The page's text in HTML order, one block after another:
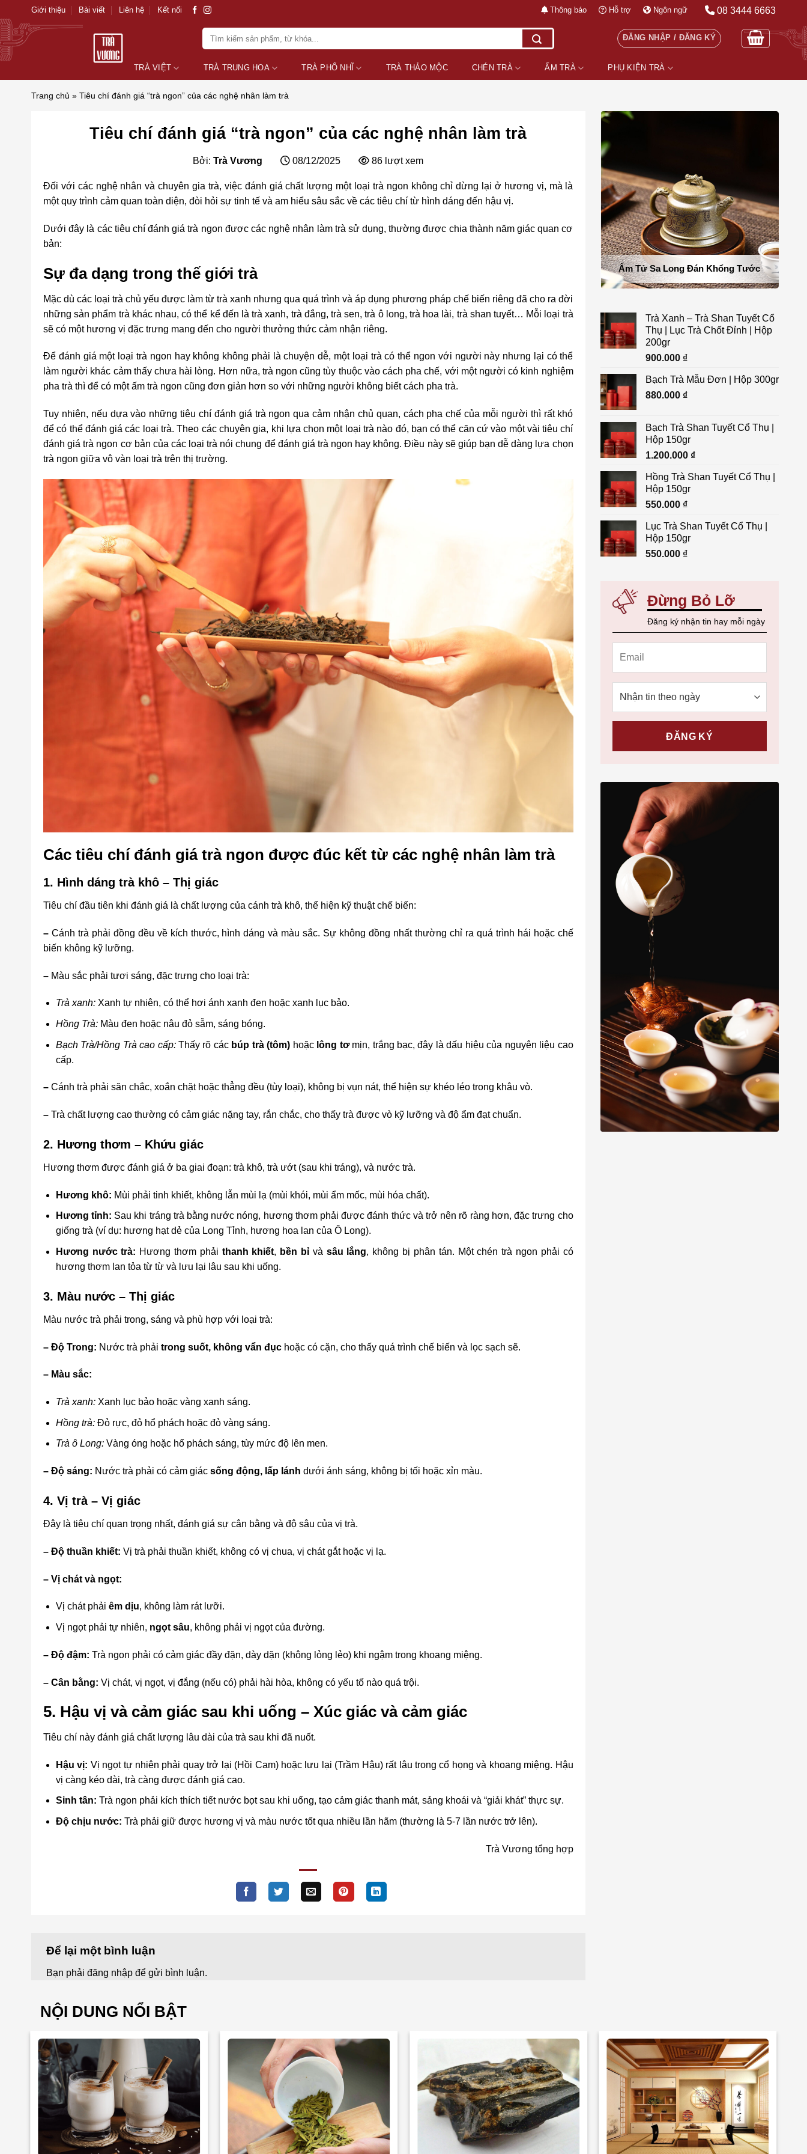
to
content
Giới thiệu Bài viết Liên hệ Kết nối Thông báo Hỗ trợ Ngôn ngữ 08 3444 6663
Tìm
ĐĂNG NHẬP / ĐĂNG KÝ
TRÀ VIỆT TRÀ TRUNG HOA TRÀ PHỔ NHĨ TRÀ THẢO MỘC CHÉN TRÀ ẤM TRÀ PHỤ KIỆN TRÀ
Trang chủ » Tiêu chí đánh giá “trà ngon” của các nghệ nhân làm trà
Tiêu chí đánh giá “trà ngon” của các nghệ nhân làm trà
Bởi:Trà Vương 08/12/2025 86 lượt xem
Đối với các nghệ nhân và chuyên gia trà, việc đánh giá chất lượng một loại trà ngon không chỉ dừng lại ở hương vị, mà là
một quy trình cảm quan toàn diện, đòi hỏi sự tinh tế và am hiểu sâu sắc về các tiêu chí từ hình dáng đến hậu vị.
Dưới đây là các tiêu chí đánh giá trà ngon được các nghệ nhân làm trà sử dụng, thường được chia thành năm giác quan cơ
bản:
Sự đa dạng trong thế giới trà
Mặc dù các loại trà chủ yếu được làm từ trà xanh nhưng qua quá trình và áp dụng phương pháp chế biến riêng đã cho ra đời
những sản phẩm trà khác nhau, có thể kể đến làtrà xanh, trà đắng, trà sen,trà ô long, trà hoa lài, trà shan tuyết… Mỗi loại trà
sẽ có một hương vị đặc trưng mang đến cho người thưởng thức cảm nhận riêng.
Để đánh giá một loại trà ngon hay không không phải là chuyện dễ, một loại trà có thể ngon với người này nhưng lại có thể
làm người khác cảm thấy chưa hài lòng. Hơn nữa, trà ngon cũng tùy thuộc vào cách pha chế, với một người có kinh nghiệm
pha trà thì để có một ấm trà ngon cũng đơn giản hơn so với những người không biết cách pha trà.
Tuy nhiên, nếu dựa vào những tiêu chí đánh giá trà ngon qua cảm nhận chủ quan, cách pha chế của mỗi người thì rất khó
để có thể đánh giá các loại trà. Theo các chuyên gia, khi lựa chọn một loại trà nào đó, bạn có thể căn cứ vào một vài tiêu chí
đánh giá trà ngon cơ bản của các loại trà nói chung để đánh giá trà ngon hay không. Điều này sẽ giúp bạn dễ dàng lựa chọn
trà ngon giữa vô vàn loại trà trên thị trường.
Các tiêu chí đánh giá trà ngon được đúc kết từ các nghệ nhân làm trà
1. Hình dáng trà khô – Thị giác
Tiêu chí đầu tiên khi đánh giá là chất lượng của cánh trà khô, thể hiện kỹ thuật chế biến:
– Cánh trà phải đồng đều về kích thước, hình dáng và màu sắc. Sự không đồng nhất thường chỉ ra quá trình hái hoặc chế
biến không kỹ lưỡng.
– Màu sắc phải tươi sáng, đặc trưng cho loại trà:
Trà xanh:Xanh tự nhiên, có thể hơi ánh xanh đen hoặc xanh lục bảo.
Hồng Trà:Màu đen hoặc nâu đỏ sẫm, sáng bóng.
Bạch Trà/Hồng Trà cao cấp:Thấy rõ các búp trà (tôm) hoặc lông tơmịn, trắng bạc, đây là dấu hiệu của nguyên liệu cao
cấp.
– Cánh trà phải săn chắc, xoắn chặt hoặc thẳng đều (tùy loại), không bị vụn nát, thể hiện sự khéo léo trong khâu vò.
– Trà chất lượng cao thường có cảm giác nặng tay, rắn chắc, cho thấy trà được vò kỹ lưỡng và độ ẩm đạt chuẩn.
2. Hương thơm – Khứu giác
Hương thơm được đánh giá ở ba giai đoạn: trà khô, trà ướt (sau khi tráng), và nước trà.
Hương khô: Mùi phải tinh khiết, không lẫn mùi lạ (mùi khói, mùi ẩm mốc, mùi hóa chất).
Hương tỉnh: Sau khi tráng trà bằng nước nóng, hương thơm phải được đánh thức và trở nên rõ ràng hơn, đặc trưng cho
giống trà (ví dụ: hương hạt dẻ của Long Tỉnh, hương hoa lan của Ô Long).
Hương nước trà: Hương thơm phải thanh khiết, bền bỉ và sâu lắng, không bị phân tán. Một chén trà ngon phải có
hương thơm lan tỏa từ từ và lưu lại lâu sau khi uống.
3. Màu nước – Thị giác
Màu nước trà phải trong, sáng và phù hợp với loại trà:
– Độ Trong: Nước trà phải trong suốt, không vẩn đục hoặc có cặn, cho thấy quá trình chế biến và lọc sạch sẽ.
– Màu sắc:
Trà xanh:Xanh lục bảo hoặc vàng xanh sáng.
Hồng trà:Đỏ rực, đỏ hổ phách hoặc đỏ vàng sáng.
Trà ô Long:Vàng óng hoặc hổ phách sáng, tùy mức độ lên men.
– Độ sáng: Nước trà phải có cảm giác sống động, lấp lánh dưới ánh sáng, không bị tối hoặc xỉn màu.
4. Vị trà – Vị giác
Đây là tiêu chí quan trọng nhất, đánh giá sự cân bằng và độ sâu của vị trà.
– Độ thuần khiết: Vị trà phải thuần khiết, không có vị chua, vị chát gắt hoặc vị lạ.
– Vị chát và ngọt:
Vị chát phải êm dịu, không làm rát lưỡi.
Vị ngọt phải tự nhiên, ngọt sâu, không phải vị ngọt của đường.
– Độ đậm: Trà ngon phải có cảm giác đầy đặn, dày dặn (không lỏng lẻo) khi ngậm trong khoang miệng.
– Cân bằng: Vị chát, vị ngọt, vị đắng (nếu có) phải hài hòa, không có yếu tố nào quá trội.
5. Hậu vị và cảm giác sau khi uống – Xúc giác và cảm giác
Tiêu chí này đánh giá chất lượng lâu dài của trà sau khi đã nuốt.
Hậu vị: Vị ngọt tự nhiên phải quay trở lại (Hồi Cam) hoặc lưu lại (Trầm Hậu) rất lâu trong cổ họng và khoang miệng. Hậu
vị càng kéo dài, trà càng được đánh giá cao.
Sinh tân: Trà ngon phải kích thích tiết nước bọt sau khi uống, tạo cảm giác thanh mát, sảng khoái và “giải khát” thực sự.
Độ chịu nước: Trà phải giữ được hương vị và màu nước tốt qua nhiều lần hãm (thường là 5-7 lần nước trở lên).
Trà Vương tổng hợp
Để lại một bình luận
Bạn phải đăng nhập để gửi bình luận.
Ấm Tử Sa Long Đán Khổng Tước
Trà Xanh – Trà Shan Tuyết Cổ
Thụ | Lục Trà Chốt Đỉnh | Hộp
200gr
900.000 ₫
Bạch Trà Mẫu Đơn | Hộp 300gr
880.000 ₫
Bạch Trà Shan Tuyết Cổ Thụ |
Hộp 150gr
1.200.000 ₫
Hồng Trà Shan Tuyết Cổ Thụ |
Hộp 150gr
550.000 ₫
Lục Trà Shan Tuyết Cổ Thụ |
Hộp 150gr
550.000 ₫
Đừng Bỏ Lỡ
Đăng ký nhận tin hay mỗi ngày
NỘI DUNG NỔI BẬT